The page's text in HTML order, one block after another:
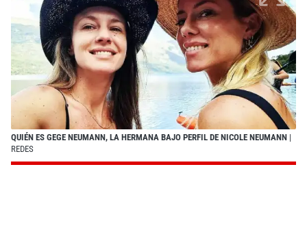
QUIÉN ES GEGE NEUMANN, LA HERMANA BAJO PERFIL DE NICOLE NEUMANN |
REDES